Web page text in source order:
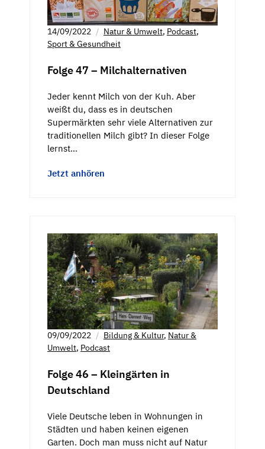
14/09/2022 Natur & Umwelt, Podcast,
Sport & Gesundheit
Folge 47 – Milchalternativen
Jeder kennt Milch von der Kuh. Aber
weißt du, dass es in deutschen
Supermärkten sehr viele Alternativen zur
traditionellen Milch gibt? In dieser Folge
lernst…
Jetzt anhören
09/09/2022 Bildung & Kultur, Natur &
Umwelt, Podcast
Folge 46 – Kleingärten in
Deutschland
Viele Deutsche leben in Wohnungen in
Städten und haben keinen eigenen
Garten. Doch man muss nicht auf Natur